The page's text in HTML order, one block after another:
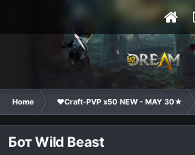
Home ❤Craft-PVP x50 NEW - MAY 30★
Бот Wild Beast